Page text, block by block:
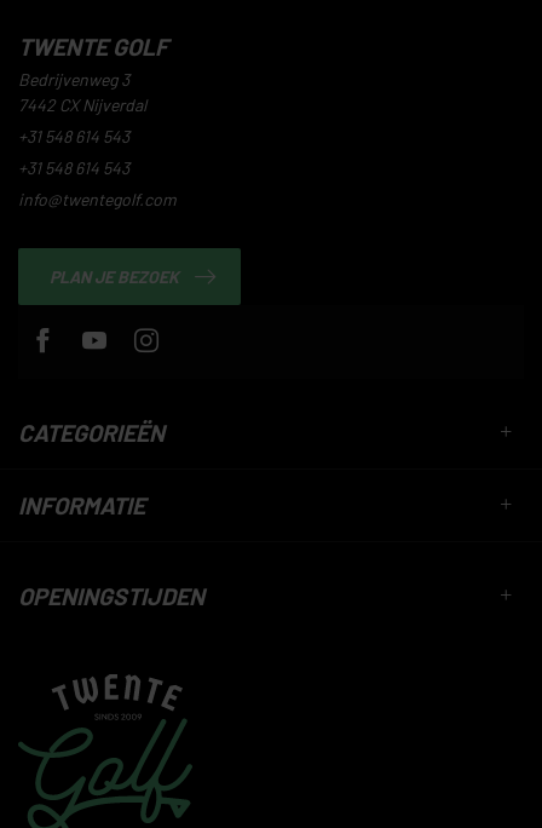
TWENTE GOLF
Bedrijvenweg 3
7442 CX Nijverdal
+31 548 614 543
+31 548 614 543
info@twentegolf.com
PLAN JE BEZOEK
CATEGORIEËN
INFORMATIE
OPENINGSTIJDEN